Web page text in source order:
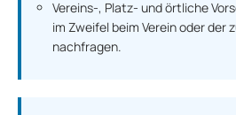
Vereins-, Platz- und örtliche
im Zweifel beim Verein oder der
nachfragen.